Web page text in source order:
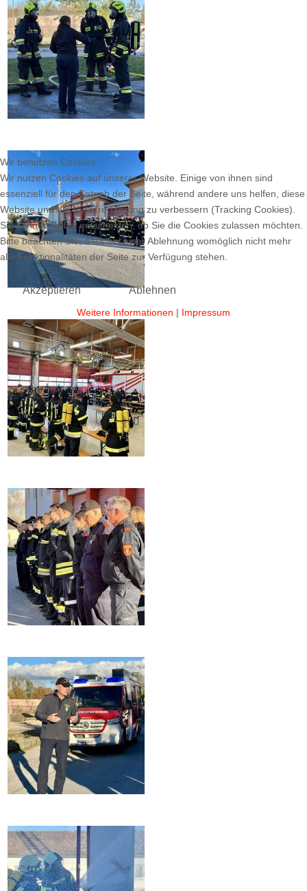
Wir benutzen Cookies
Wir nutzen Cookies auf unserer Website. Einige von ihnen sind
essenziell für den Betrieb der Seite, während andere uns helfen, diese
Website und die Nutzererfahrung zu verbessern (Tracking Cookies).
Sie können selbst entscheiden, ob Sie die Cookies zulassen möchten.
Bitte beachten Sie, dass bei einer Ablehnung womöglich nicht mehr
alle Funktionalitäten der Seite zur Verfügung stehen.
Akzeptieren Ablehnen
Weitere Informationen | Impressum